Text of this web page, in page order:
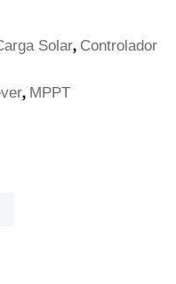
Solar, Controlador
, MPPT